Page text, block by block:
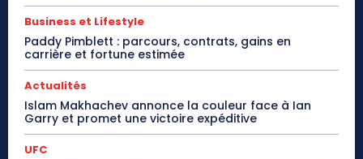
Business et Lifestyle
Paddy Pimblett : parcours, contrats, gains en
carrière et fortune estimée
Actualités
Islam Makhachev annonce la couleur face à Ian
Garry et promet une victoire expéditive
UFC